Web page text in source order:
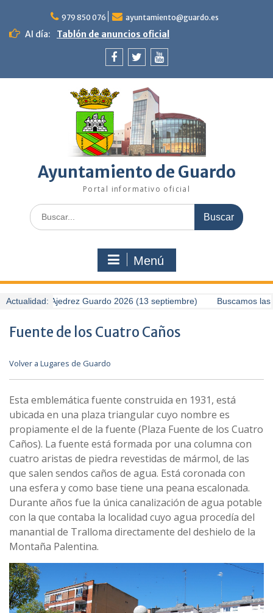
contenido
979 850 076 ayuntamiento@guardo.es
Al día: Tablón de anuncios oficial
Ayuntamiento de Guardo
Portal informativo oficial
Buscar:
Menú
Actualidad:
Torneo de Ajedrez Guardo 2026 (13 septiembre) Buscamos las
Fuente de los Cuatro Caños
Volver a Lugares de Guardo
Esta emblemática fuente construida en 1931, está
ubicada en una plaza triangular cuyo nombre es
propiamente el de la fuente (Plaza Fuente de los Cuatro
Caños). La fuente está formada por una columna con
cuatro aristas de piedra revestidas de mármol, de las
que salen sendos caños de agua. Está coronada con
una esfera y como base tiene una peana escalonada.
Durante años fue la única canalización de agua potable
con la que contaba la localidad cuyo agua procedía del
manantial de Tralloma directamente del deshielo de la
Montaña Palentina.